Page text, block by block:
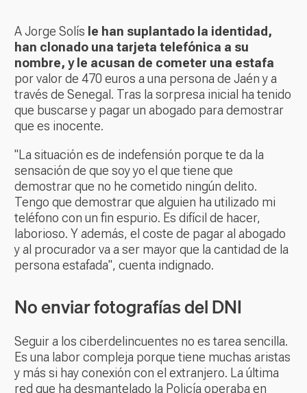
A Jorge Solís le han suplantado la identidad,
han clonado una tarjeta telefónica a su
nombre, y le acusan de cometer una estafa
por valor de 470 euros a una persona de Jaén y a
través de Senegal. Tras la sorpresa inicial ha tenido
que buscarse y pagar un abogado para demostrar
que es inocente.
"La situación es de indefensión porque te da la
sensación de que soy yo el que tiene que
demostrar que no he cometido ningún delito.
Tengo que demostrar que alguien ha utilizado mi
teléfono con un fin espurio. Es difícil de hacer,
laborioso. Y además, el coste de pagar al abogado
y al procurador va a ser mayor que la cantidad de la
persona estafada", cuenta indignado.
No enviar fotografías del DNI
Seguir a los ciberdelincuentes no es tarea sencilla.
Es una labor compleja porque tiene muchas aristas
y más si hay conexión con el extranjero. La última
red que ha desmantelado la Policía operaba en